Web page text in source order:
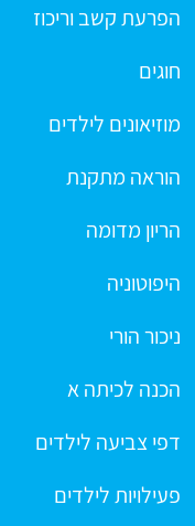
הפרעת קשב וריכוז
חוגים
מוזיאונים לילדים
הוראה מתקנת
הריון מדומה
היפוטוניה
ניכור הורי
הכנה לכיתה א
דפי צביעה לילדים
פעילויות לילדים